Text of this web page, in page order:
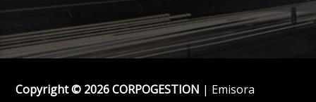
Copyright © 2026 CORPOGESTION | Emisora